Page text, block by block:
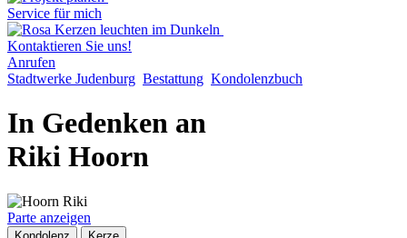
Service für mich
Kontaktieren Sie uns!
Anrufen
Stadtwerke Judenburg Bestattung Kondolenzbuch
In Gedenken an
Riki Hoorn
Parte anzeigen